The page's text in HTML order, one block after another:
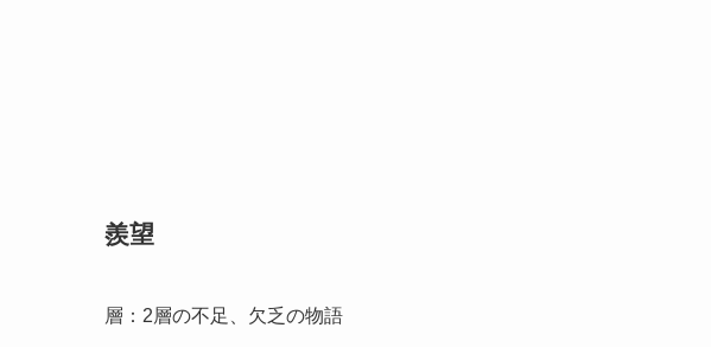
羨望
層：2層の不足、欠乏の物語